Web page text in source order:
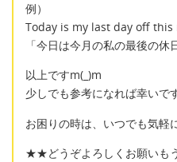
例）
Today is my last day off this
「今日は今月の私の最後の休
以上ですm(_)m
少しでも参考になれば幸いで
お困りの時は、いつでも気軽
★★どうぞよろしくお願いも